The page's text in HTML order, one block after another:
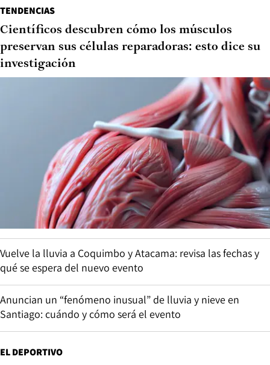
TENDENCIAS
Científicos descubren cómo los músculos
preservan sus células reparadoras: esto dice su
investigación
Vuelve la lluvia a Coquimbo y Atacama: revisa las fechas y
qué se espera del nuevo evento
Anuncian un “fenómeno inusual” de lluvia y nieve en
Santiago: cuándo y cómo será el evento
EL DEPORTIVO